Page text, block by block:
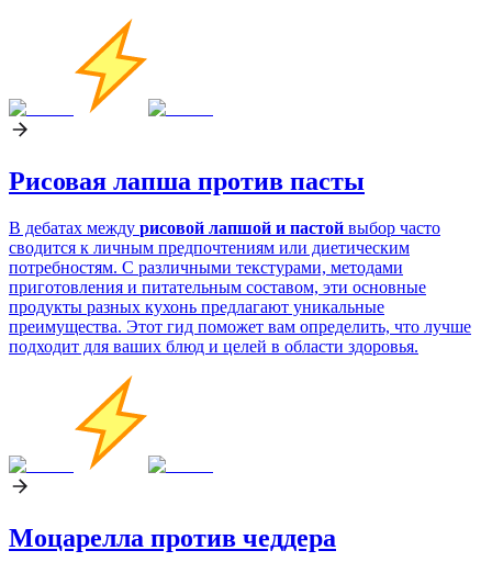
Рисовая лапша против пасты
В дебатах между рисовой лапшой и пастой выбор часто
сводится к личным предпочтениям или диетическим
потребностям. С различными текстурами, методами
приготовления и питательным составом, эти основные
продукты разных кухонь предлагают уникальные
преимущества. Этот гид поможет вам определить, что лучше
подходит для ваших блюд и целей в области здоровья.
Моцарелла против чеддера